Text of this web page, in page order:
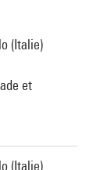
(Italie)
et
(Italie)